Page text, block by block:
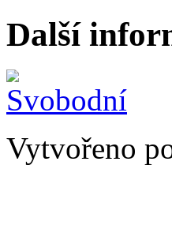
Další
Vytvořeno